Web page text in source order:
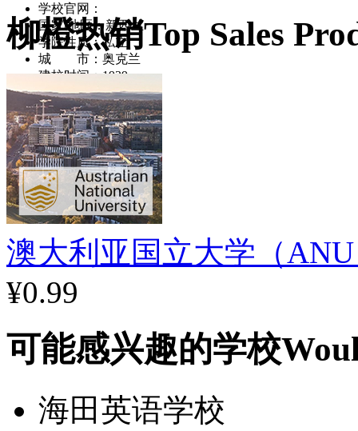
学校官网：
国家/地区：新西兰
学院性质：私立
城 市：奥克兰
建校时间：1939
区 域：奥克兰
主要院系：中学
特色专业：中学
柳橙热销Top Sales
澳大利亚国立大学（
¥0.99
可能感兴趣的学校
海田英语学校